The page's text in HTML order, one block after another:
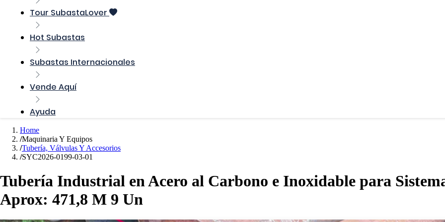
Tour SubastaLover
Hot Subastas
Subastas Internacionales
Vende Aquí
Ayuda
Home
Maquinaria Y Equipos
Tubería, Válvulas Y Accesorios
SYC2026-0199-03-01
Tubería Industrial en Acero al Carbono e Inoxidable para
Aprox: 471,8 M 9 Un